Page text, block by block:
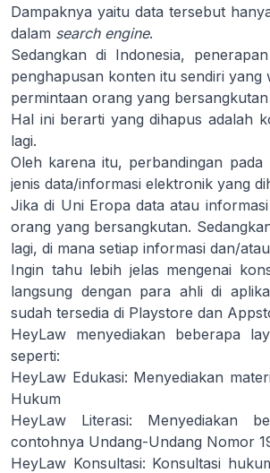
Dampaknya yaitu data tersebut
dalam search engine.
Sedangkan di Indonesia,
penghapusan konten itu sendiri
permintaan orang yang
Hal ini berarti yang dihapus adalah
lagi.
Oleh karena itu, perbandingan pada
jenis data/informasi elektronik yang
Jika di Uni Eropa data atau
orang yang bersangkutan.
lagi, di mana setiap informasi dan/
Ingin tahu lebih jelas mengenai
langsung dengan para ahli di
sudah tersedia di Playstore dan
HeyLaw menyediakan beberapa
seperti:
HeyLaw Edukasi: Menyediakan
Hukum
HeyLaw Literasi: Menyediakan
contohnya Undang-Undang Nomor
HeyLaw Konsultasi: Konsultasi